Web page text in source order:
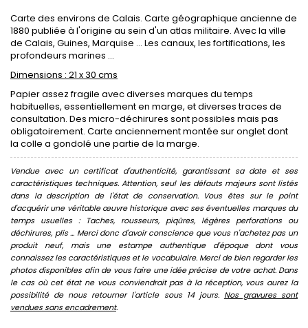
Carte des environs de Calais. Carte géographique ancienne de
1880 publiée à l'origine au sein d'un atlas militaire. Avec la ville
de Calais, Guines, Marquise ... Les canaux, les fortifications, les
profondeurs marines ...
Dimensions : 21 x 30 cms
Papier assez fragile avec diverses marques du temps
habituelles, essentiellement en marge, et diverses traces de
consultation. Des micro-déchirures sont possibles mais pas
obligatoirement. Carte anciennement montée sur onglet dont
la colle a gondolé une partie de la marge.
Vendue avec un certificat d'authenticité, garantissant sa date et ses
caractéristiques techniques. Attention, seul les défauts majeurs sont listés
dans la description de l'état de conservation. Vous êtes sur le point
d'acquérir une véritable œuvre historique avec ses éventuelles marques du
temps usuelles : Taches, rousseurs, piqûres, légères perforations ou
déchirures, plis ... Merci donc d'avoir conscience que vous n'achetez pas un
produit neuf, mais une estampe authentique d'époque dont vous
connaissez les caractéristiques et le vocabulaire. Merci de bien regarder les
photos disponibles afin de vous faire une idée précise de votre achat. Dans
le cas où cet état ne vous conviendrait pas à la réception, vous aurez la
possibilité de nous retourner l'article sous 14 jours. Nos gravures sont
vendues sans encadrement.